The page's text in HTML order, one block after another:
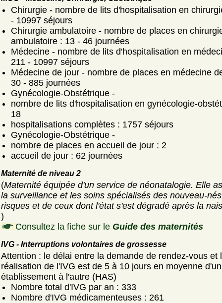
Chirurgie - nombre de lits d'hospitalisation en
- 10997 séjours
Chirurgie ambulatoire - nombre de places en
ambulatoire : 13 - 46 journées
Médecine - nombre de lits d'hospitalisation en
211 - 10997 séjours
Médecine de jour - nombre de places en médecine
30 - 885 journées
Gynécologie-Obstétrique -
nombre de lits d'hospitalisation en gynécologie-
18
hospitalisations complètes : 1757 séjours
Gynécologie-Obstétrique -
nombre de places en accueil de jour : 2
accueil de jour : 62 journées
Maternité de niveau 2
(Maternité équipée d'un service de néonatalogie. Elle
la surveillance et les soins spécialisés des nouveau-
risques et de ceux dont l'état s'est dégradé après la
)
Consultez la fiche sur le Guide des maternités
IVG - Interruptions volontaires de grossesse
Attention : le délai entre la demande de rendez-vous et
réalisation de l'IVG est de 5 à 10 jours en moyenne d'un
établissement à l'autre (HAS)
Nombre total d'IVG par an : 333
Nombre d'IVG médicamenteuses : 261